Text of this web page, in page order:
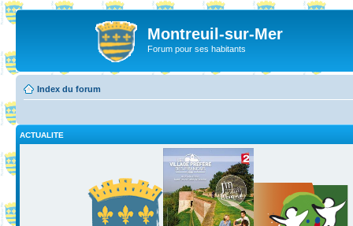
Montreuil-sur-Mer
Forum pour ses habitants
Index du forum
ACTUALITE